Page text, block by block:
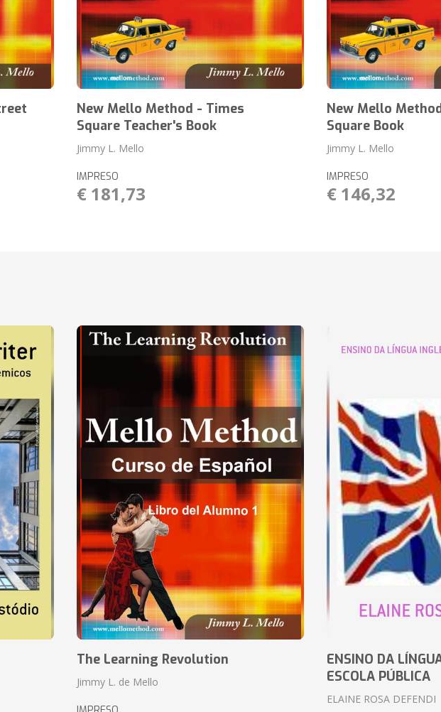
New Mello Method - Times
Square Teacher's Book
Jimmy L. Mello
IMPRESO
€ 181,73
New Mello
Square Book
Jimmy L. Mello
IMPRESO
€ 146,32
The Learning Revolution
Jimmy L. de Mello
ENSINO DA
ESCOLA PÚBLICA
ELAINE ROSA DEFENDI